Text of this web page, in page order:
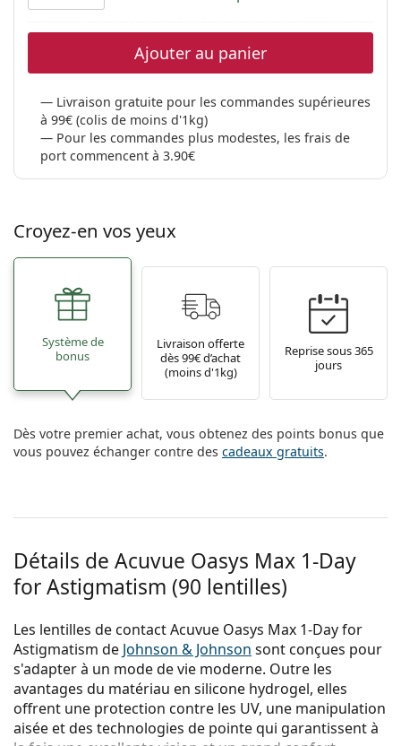
Ajouter au panier
Livraison gratuite pour les commandes supérieures
à 99€ (colis de moins d'1kg)
Pour les commandes plus modestes, les frais de
port commencent à 3.90€
Croyez-en vos yeux
Système de
bonus
Livraison offerte
dès 99€ d’achat
(moins d'1kg)
Reprise sous 365
jours
Dès votre premier achat, vous obtenez des points bonus que
vous pouvez échanger contre des cadeaux gratuits.
Détails de Acuvue Oasys Max 1-Day
for Astigmatism (90 lentilles)
Les lentilles de contact Acuvue Oasys Max 1-Day for
Astigmatism de Johnson & Johnson sont conçues pour
s'adapter à un mode de vie moderne. Outre les
avantages du matériau en silicone hydrogel, elles
offrent une protection contre les UV, une manipulation
aisée et des technologies de pointe qui garantissent à